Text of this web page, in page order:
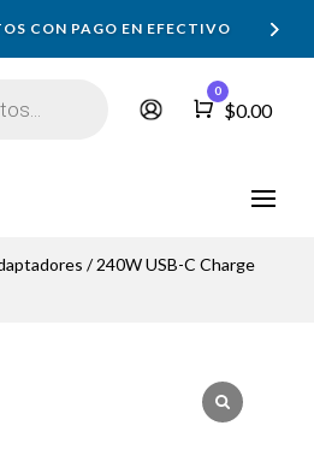
CON PAGO EN EFECTIVO
Carro
0
$0.00
/ 240W USB-C Charge